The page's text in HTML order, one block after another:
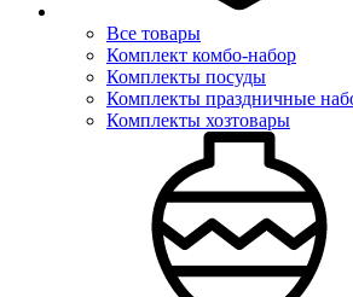
Все товары
Комплект комбо-набор
Комплекты посуды
Комплекты праздничные
Комплекты хозтовары